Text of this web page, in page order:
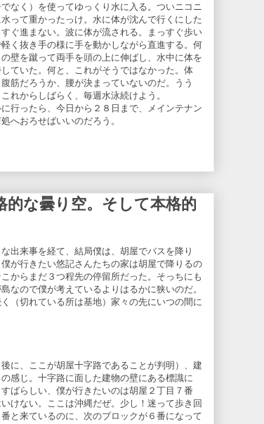
なく）を使ってゆっくり水に入る。ついニコニ
って重かったっけ。水に体が沈んで行くにした
ぐ進まない。波に体が流される。まっすぐ歩い
く抜き手の様に手を動かしながら直進する。何
壁を蹴って両手を頭の上に伸ばし、水中に体を
ていた。何と、これがそうではなかった。体
筋だろうか、腰が決まっていないのだ。うう
れからしばらく、毎週水泳続けよう。
行ったら、今日から２８日まで、メインテナン
へおろせばいいのだろう。
な曇り空。そして本格的
出来事を経て、結局僕は、胡屋でバスを降り
が行きたい悠記さんたちの家は胡屋で降りるの
からまだ３つ程先の停留所だった。そっちにも
なので僕が考えているよりはるかに狭いのだ。
（切れている所は基地）家々の先にいつの間に
に、ここが胡屋十字路であることが判明）、建
感じ。十字路に面した建物の壁にある標識に
ばらしい、僕が行きたいのは胡屋２丁目７番
けない。ここは沖縄だぜ。少し！迷って歩き回
と来ているのに、次のブロックが６番になって